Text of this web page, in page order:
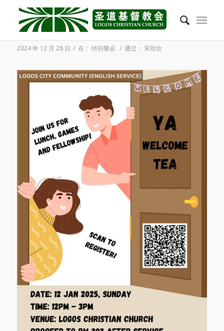
2025年1月12日 英文崇拜YA迎新
2024 年 12 月 28 日 / 在： 特别聚会 / 通过： 宋欣欣